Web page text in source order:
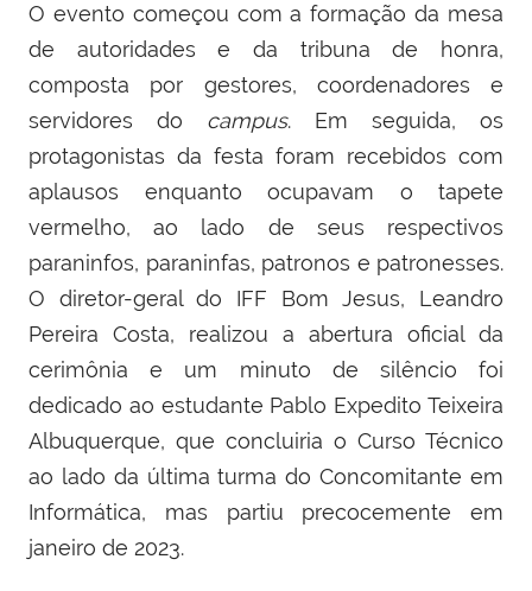
O evento começou com a formação da mesa
de autoridades e da tribuna de honra,
composta por gestores, coordenadores e
servidores do campus. Em seguida, os
protagonistas da festa foram recebidos com
aplausos enquanto ocupavam o tapete
vermelho, ao lado de seus respectivos
paraninfos, paraninfas, patronos e patronesses.
O diretor-geral do IFF Bom Jesus, Leandro
Pereira Costa, realizou a abertura oficial da
cerimônia e um minuto de silêncio foi
dedicado ao estudante Pablo Expedito Teixeira
Albuquerque, que concluiria o Curso Técnico
ao lado da última turma do Concomitante em
Informática, mas partiu precocemente em
janeiro de 2023.